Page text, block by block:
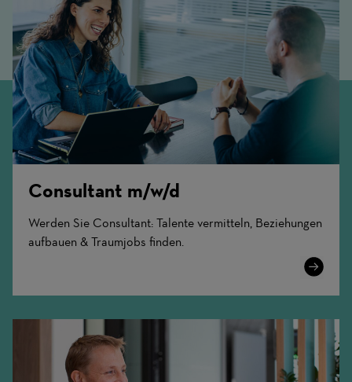
Consultant m/w/d
Werden Sie Consultant: Talente vermitteln, Beziehungen
aufbauen & Traumjobs finden.
Learn